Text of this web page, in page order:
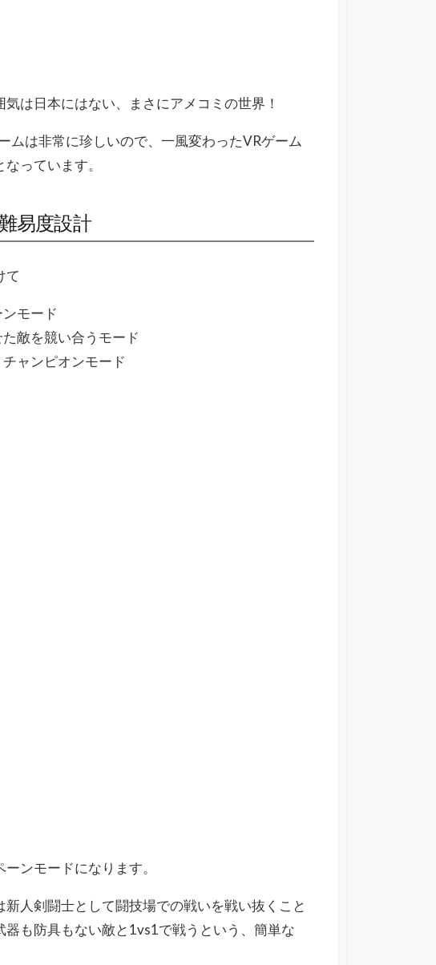
は日本にはない、まさにアメコミの世界！
ムは非常に珍しいので、一風変わったVRゲーム
っています。
易度設計
て
モード
敵を競い合うモード
ャンピオンモード
ンモードになります。
人剣闘士として闘技場での戦いを戦い抜くこと
も防具もない敵と1vs1で戦うという、簡単な